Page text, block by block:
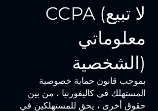
CCPA (لا تبيع
معلوماتي
الشخصية)
بموجب قانون حماية خصوصية
المستهلك في كاليفورنيا ، من بين
حقوق أخرى ، يحق للمستهلكين في